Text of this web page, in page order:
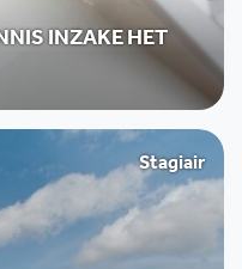
INZAKE HET
Stagiair